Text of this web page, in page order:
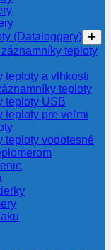
(Dataloggery)
teploty
teploty a vlhkosti
teploty
teploty USB
teploty pre veľmi
teploty vodotesné